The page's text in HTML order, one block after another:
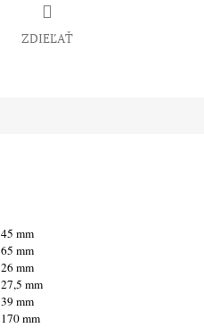
ZDIEĽAŤ
45 mm
65 mm
26 mm
27,5 mm
39 mm
170 mm